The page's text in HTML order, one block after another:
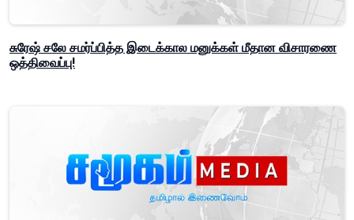
சுரேஷ் சலே சமர்ப்பித்த இடைக்கால மனுக்கள் மீதான விசாரணை
ஒத்திவைப்பு!